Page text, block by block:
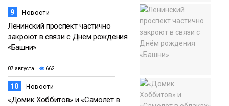
9 Новости
Ленинский проспект частично
закроют в связи с Днём рождения
«Башни»
07 августа 662
10 Новости
«Домик Хоббитов» и «Самолёт в